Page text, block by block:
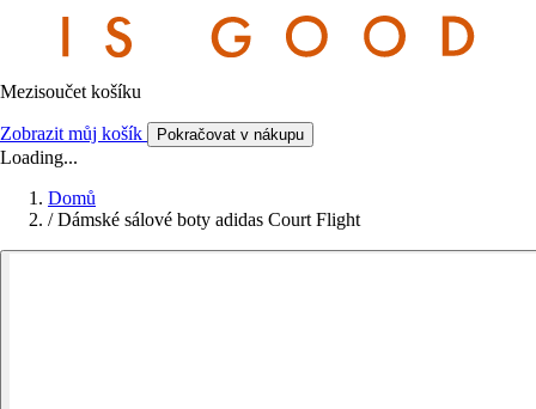
Mezisoučet košíku
Zobrazit můj košík Pokračovat v nákupu
Loading...
Domů
/ Dámské sálové boty adidas Court Flight